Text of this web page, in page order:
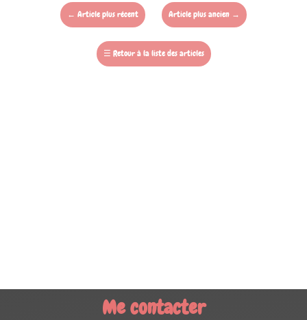
← Article plus récent Article plus ancien →
☰ Retour à la liste des articles
Me contacter